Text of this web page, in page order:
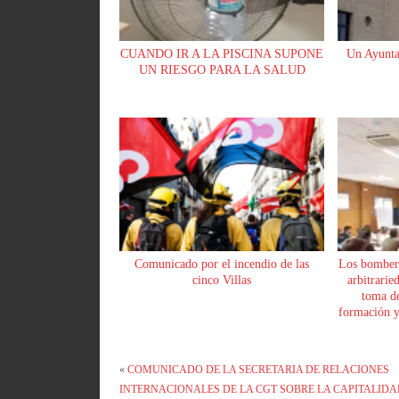
CUANDO IR A LA PISCINA SUPONE
UN RIESGO PARA LA SALUD
Un
Comunicado por el incendio de las
cinco Villas
Los
toma
formación
«COMUNICADO DE LA SECRETARIA DE RELACIONES
INTERNACIONALES DE LA CGT SOBRE LA